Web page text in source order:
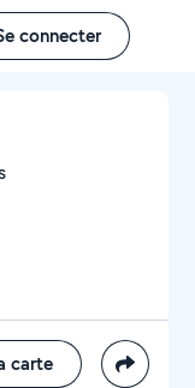
connecter
carte